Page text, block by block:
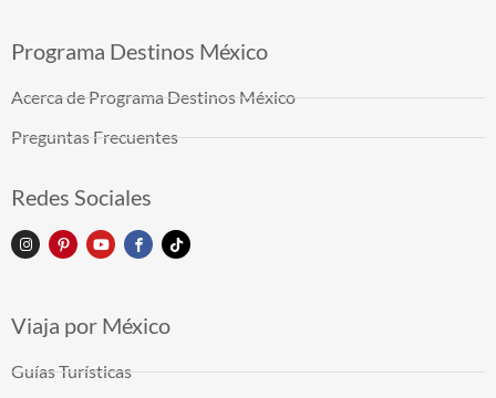
Programa Destinos México
Acerca de Programa Destinos México
Preguntas Frecuentes
Redes Sociales
Viaja por México
Guías Turísticas